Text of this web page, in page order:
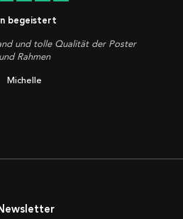
begeistert
und tolle Qualität der Poster
und Rahmen
Michelle